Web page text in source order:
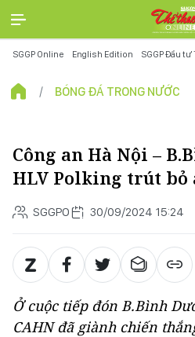
SGGP Online English Edition SGGP Đầu tư
BÓNG ĐÁ TRONG NƯỚC
Công an Hà Nội –
HLV Polking trút bỏ
SGGPO 30/09/2024 15:24
Ở cuộc tiếp đón B.Bình
CAHN đã giành chiến